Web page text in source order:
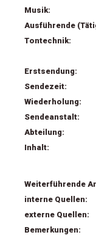
Musik:
Ausführende
Tontechnik:
Erstsendung:
Sendezeit:
Wiederholung:
Sendeanstalt:
Abteilung:
Inhalt:
Weiterführende
interne Quellen:
externe Quellen:
Bemerkungen: